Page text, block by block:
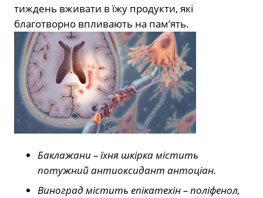
тиждень вживати в їжу продукти, які
благотворно впливають на пам’ять.
Баклажани – їхня шкірка містить
потужний антиоксидант антоціан.
Виноград містить епікатехін – поліфенол,